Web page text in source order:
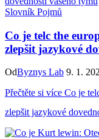
Slovník Pojmů
Co je telc the
zlepšit jazykové
OdByznys Lab 9. 1.
Přečtěte si více Co je
zlepšit jazykové